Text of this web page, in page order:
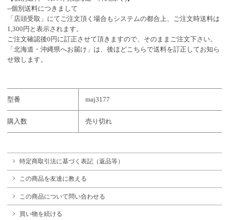
--個別送料につきまして
「店頭受取」にてご注文頂く場合もシステムの都合上、ご注文時送料は
1,300円と表示されます。
ご注文確認後0円に訂正させて頂きますので、そのままご注文下さい。
「北海道・沖縄県へお届け」は、後ほどこちらで送料を訂正してお知ら
せ致します。
型番 maj3177
購入数 売り切れ
特定商取引法に基づく表記（返品等）
この商品を友達に教える
この商品について問い合わせる
買い物を続ける